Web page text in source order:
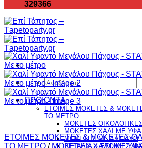
329366
Αναζήτηση
για:
ΠΡΟΪΟΝΤΑ
ΕΤΟΙΜΕΣ ΜΟΚΕΤΕΣ &
TO ΜΕΤΡΟ
ΜΟΚΕΤΕΣ
ΜΟΚΕΤΕΣ ΧΑΛΙ ΜΕ
ΜΟΚΕΤΕΣ ΜΕ ΛΑΣΤΙΧΟ
ΡΕΤΑΛΙΑ & ΕΤΟΙΜΕΣ
ΕΤΟΙΜΕΣ ΜΟΚΕΤΕΣ & ΜΟΚΕΤΕΣ
TO ΜΕΤΡΟ / ΜΟΚΕΤΕΣ ΧΑΛΙ ΜΕ